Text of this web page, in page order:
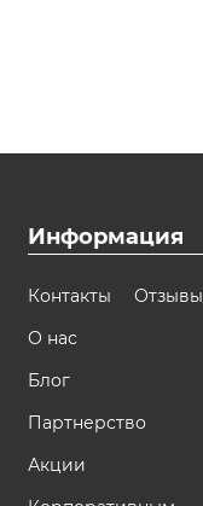
Информация
Контакты
О нас
Блог
Партнерство
Акции
Отзывы